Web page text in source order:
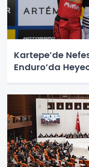
Kartepe’de
Enduro’da